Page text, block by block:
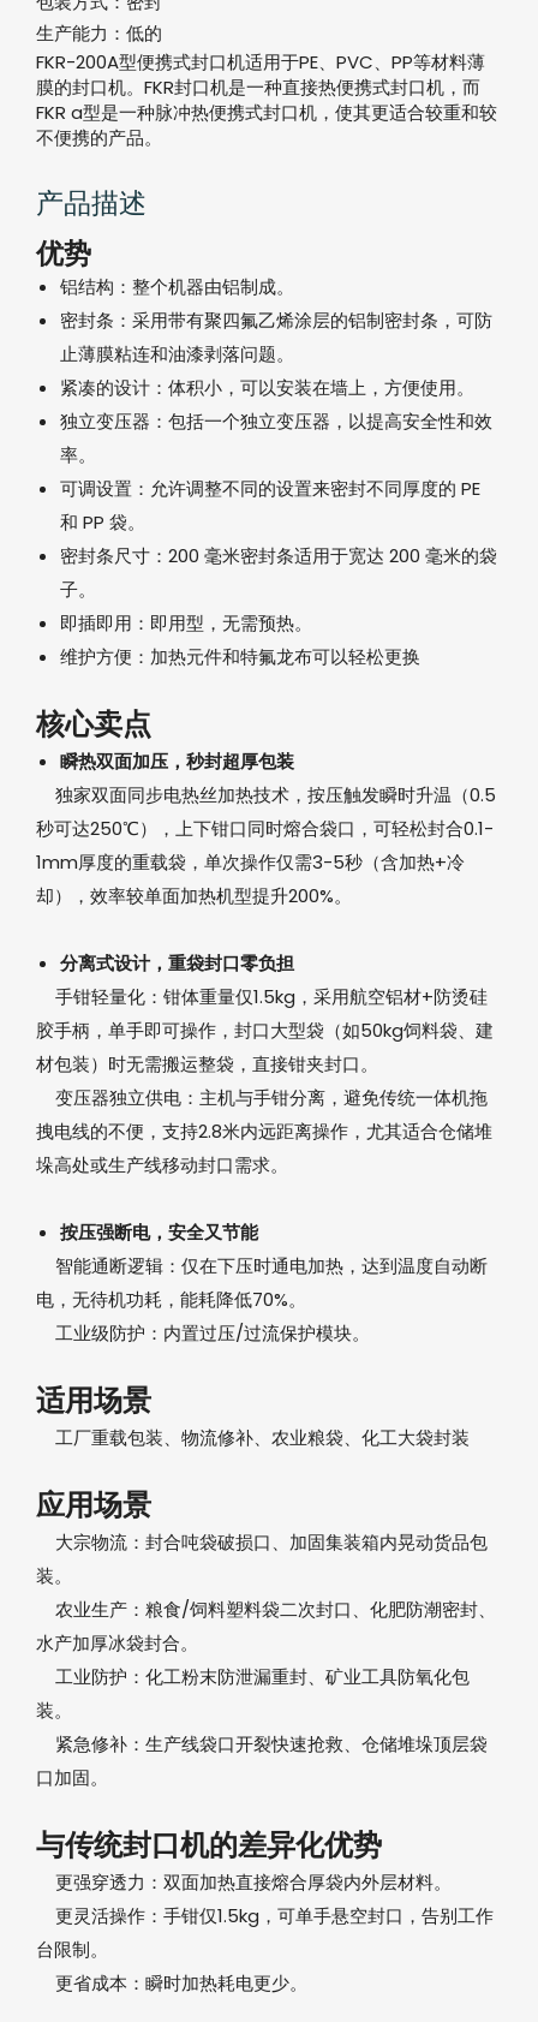
生产能力： 低的
FKR-200A型便携式封口机适用于PE、PVC、PP等材料薄
膜的封口机。FKR封口机是一种直接热便携式封口机，而
FKR a型是一种脉冲热便携式封口机，使其更适合较重和较
不便携的产品。
产品描述
优势
铝结构：整个机器由铝制成。
密封条：采用带有聚四氟乙烯涂层的铝制密封条，可防
止薄膜粘连和油漆剥落问题。
紧凑的设计：体积小，可以安装在墙上，方便使用。
独立变压器：包括一个独立变压器，以提高安全性和效
率。
可调设置：允许调整不同的设置来密封不同厚度的 PE
和 PP 袋。
密封条尺寸：200 毫米密封条适用于宽达 200 毫米的袋
子。
即插即用：即用型，无需预热。
维护方便：加热元件和特氟龙布可以轻松更换
核心卖点‌
瞬热双面加压，秒封超厚包装‌
独家‌双面同步电热丝加热技术‌，按压触发瞬时升温（0.5
秒可达250℃），上下钳口同时熔合袋口，可轻松封合‌0.1-
1mm厚度的重载袋‌，单次操作仅需3-5秒（含加热+冷
却），效率较单面加热机型提升200%。
分离式设计，重袋封口零负担‌
手钳轻量化‌：钳体重量仅1.5kg，采用航空铝材+防烫硅
胶手柄，单手即可操作，封口大型袋（如50kg饲料袋、建
材包装）时无需搬运整袋，直接钳夹封口。
变压器独立供电‌：主机与手钳分离，避免传统一体机拖
拽电线的不便，支持2.8米内远距离操作，尤其适合仓储堆
垛高处或生产线移动封口需求。
按压强断电，安全又节能‌
智能通断逻辑‌：仅在下压时通电加热，达到温度自动断
电，无待机功耗，能耗降低70%。
工业级防护‌：内置过压/过流保护模块。
适用场景‌
工厂重载包装、物流修补、农业粮袋、化工大袋封装
应用场景‌
大宗物流‌：封合吨袋破损口、加固集装箱内晃动货品包
装。
农业生产‌：粮食/饲料塑料袋二次封口、化肥防潮密封、
水产加厚冰袋封合。
工业防护‌：化工粉末防泄漏重封、矿业工具防氧化包
装。
紧急修补‌：生产线袋口开裂快速抢救、仓储堆垛顶层袋
口加固。
与传统封口机的差异化优势‌
‌更强穿透力‌：双面加热直接熔合厚袋内外层材料。
‌更灵活操作‌：手钳仅1.5kg，可单手悬空封口，告别工作
台限制。
‌更省成本‌：瞬时加热耗电更少。